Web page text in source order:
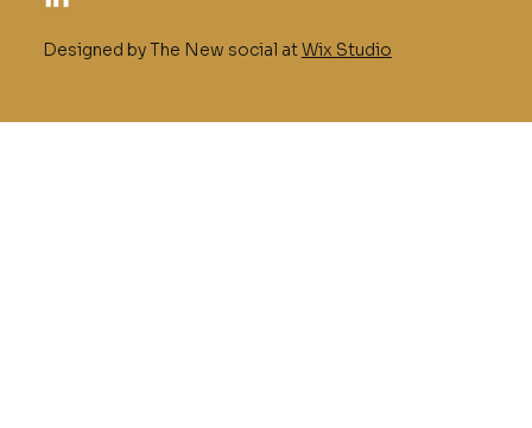
Designed by The New social atWix Studio